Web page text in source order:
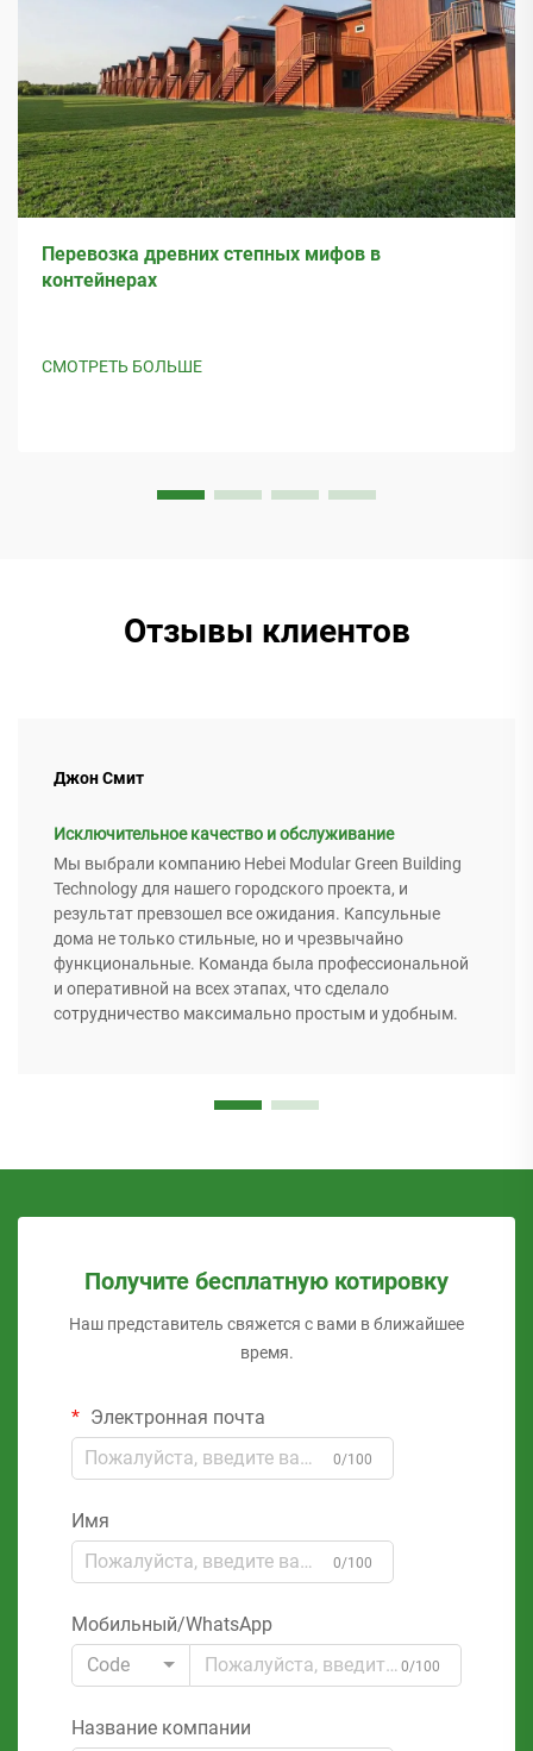
Перевозка древних степных мифов в
контейнерах
СМОТРЕТЬ БОЛЬШЕ
Отзывы клиентов
Джон Смит
Исключительное качество и обслуживание
Мы выбрали компанию Hebei Modular Green Building
Technology для нашего городского проекта, и
результат превзошел все ожидания. Капсульные
дома не только стильные, но и чрезвычайно
функциональные. Команда была профессиональной
и оперативной на всех этапах, что сделало
сотрудничество максимально простым и удобным.
Получите бесплатную котировку
Наш представитель свяжется с вами в ближайшее
время.
Электронная почта
0/100
Имя
0/100
Мобильный/WhatsApp
Code
0/100
Название компании